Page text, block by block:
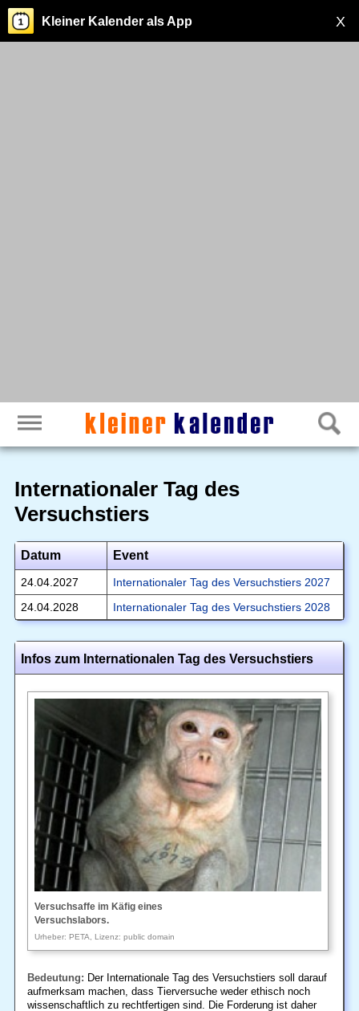
X
Kleiner Kalender als App
Internationaler Tag des
Versuchstiers
Datum Event
24.04.2027
Internationaler Tag des Versuchstiers 2027
24.04.2028
Internationaler Tag des Versuchstiers 2028
Infos zum Internationalen Tag des Versuchstiers
Versuchsaffe im Käfig eines
Versuchslabors.
Urheber: PETA, Lizenz: public domain
Bedeutung: Der Internationale Tag des Versuchstiers soll darauf
aufmerksam machen, dass Tierversuche weder ethisch noch
wissenschaftlich zu rechtfertigen sind. Die Forderung ist daher